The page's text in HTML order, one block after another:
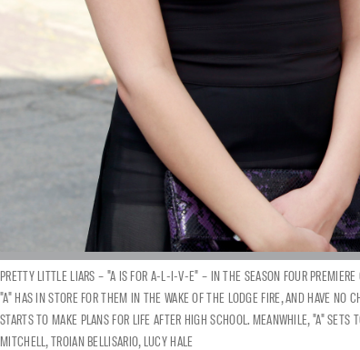
PRETTY LITTLE LIARS – "A IS FOR A-L-I-V-E" – IN THE SEASON FOUR
"A" HAS IN STORE FOR THEM IN THE WAKE OF THE LODGE FIRE, AND HAVE NO
STARTS TO MAKE PLANS FOR LIFE AFTER HIGH SCHOOL. MEANWHILE, "A"
MITCHELL, TROIAN BELLISARIO, LUCY HALE